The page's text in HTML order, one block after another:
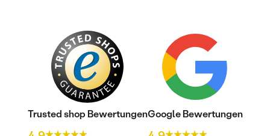
ANSEHEN
Trusted shop BewertungenGoogle Bewertungen